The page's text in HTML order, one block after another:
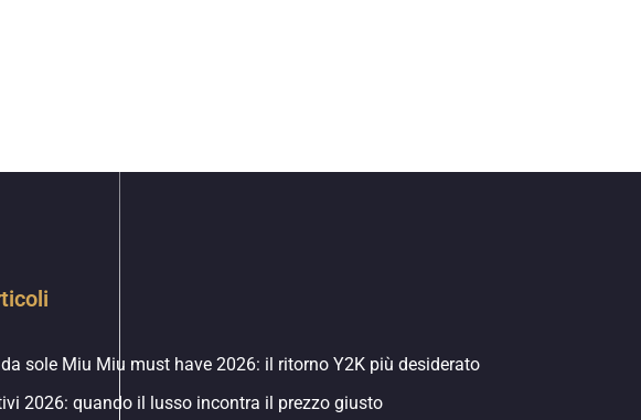
sole Miu Miu must have 2026: il ritorno Y2K più desiderato
2026: quando il lusso incontra il prezzo giusto